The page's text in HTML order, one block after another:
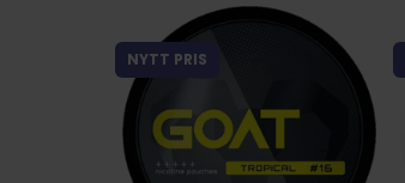
NYTT PRIS